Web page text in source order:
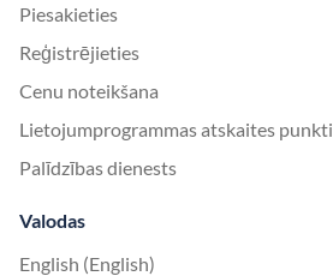
Piesakieties
Reģistrējieties
Cenu noteikšana
Lietojumprogrammas atskaites punkti
Palīdzības dienests
Valodas
English (English)